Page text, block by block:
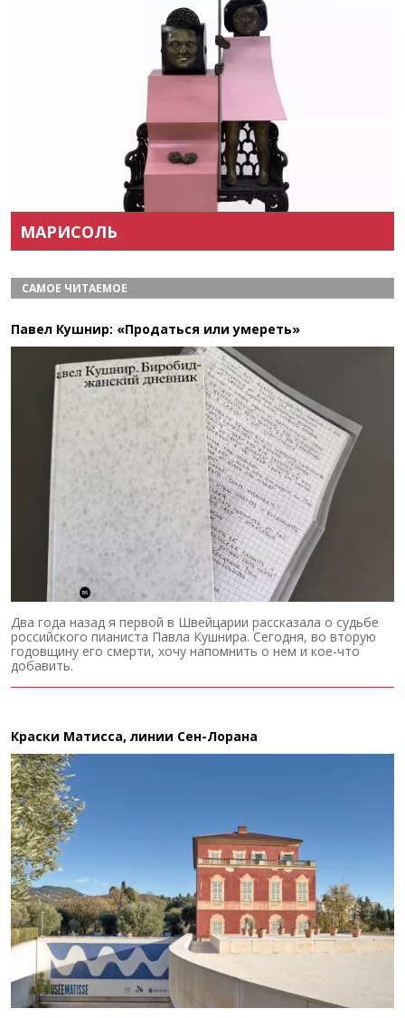
МАРИСОЛЬ
САМОЕ ЧИТАЕМОЕ
Павел Кушнир: «Продаться или умереть»
Два года назад я первой в Швейцарии рассказала о судьбе
российского пианиста Павла Кушнира. Сегодня, во вторую
годовщину его смерти, хочу напомнить о нем и кое-что
добавить.
Краски Матисса, линии Сен-Лорана